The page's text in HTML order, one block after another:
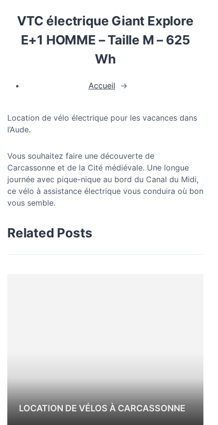
VTC électrique Giant Explore
E+1 HOMME – Taille M – 625
Wh
Accueil →
Location de vélo électrique pour les vacances dans
l’Aude.
Vous souhaitez faire une découverte de
Carcassonne et de la Cité médiévale. Une longue
journée avec pique-nique au bord du Canal du Midi,
ce vélo à assistance électrique vous conduira où bon
vous semble.
Related Posts
LOCATION DE VÉLOS À CARCASSONNE